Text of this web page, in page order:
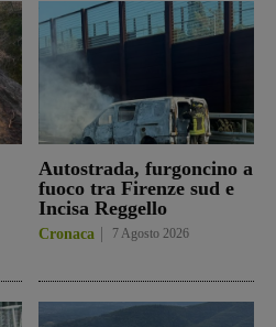
Autostrada, furgoncino a
fuoco tra Firenze sud e
Incisa Reggello
Cronaca 7 Agosto 2026